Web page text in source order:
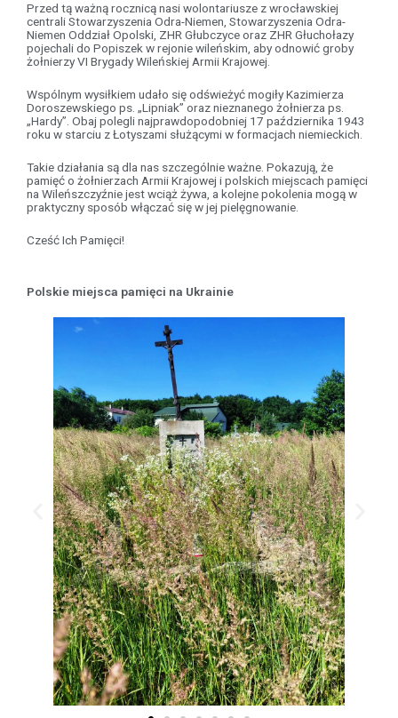
Przed tą ważną rocznicą nasi wolontariusze z wrocławskiej
centrali Stowarzyszenia Odra-Niemen, Stowarzyszenia Odra-
Niemen Oddział Opolski, ZHR Głubczyce oraz ZHR Głuchołazy
pojechali do Popiszek w rejonie wileńskim, aby odnowić groby
żołnierzy VI Brygady Wileńskiej Armii Krajowej.
Wspólnym wysiłkiem udało się odświeżyć mogiły Kazimierza
Doroszewskiego ps. „Lipniak” oraz nieznanego żołnierza ps.
„Hardy”. Obaj polegli najprawdopodobniej 17 października 1943
roku w starciu z Łotyszami służącymi w formacjach niemieckich.
Takie działania są dla nas szczególnie ważne. Pokazują, że
pamięć o żołnierzach Armii Krajowej i polskich miejscach pamięci
na Wileńszczyźnie jest wciąż żywa, a kolejne pokolenia mogą w
praktyczny sposób włączać się w jej pielęgnowanie.
Cześć Ich Pamięci!
Polskie miejsca pamięci na Ukrainie